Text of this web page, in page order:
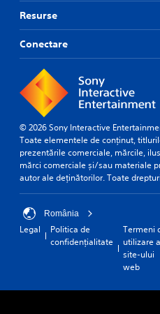
Resurse
Conectare
© 2026 Sony Interactive
Toate elementele de conținut,
prezentările comerciale, mărcile,
mărci comerciale și/sau materiale
autor ale deținătorilor. Toate
România
Legal
Politica de
confidențialitate
Termeni
utilizare a
site-ului
web